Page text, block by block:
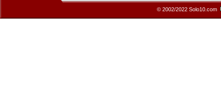
© 2002/2022 Solo10.com